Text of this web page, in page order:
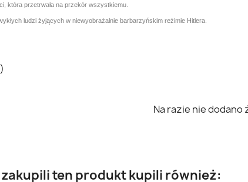
która przetrwała na przekór wszystkiemu.
ludzi żyjących w niewyobrażalnie barbarzyńskim reżimie Hitlera.
Na razie nie dodano
ten produkt kupili również: